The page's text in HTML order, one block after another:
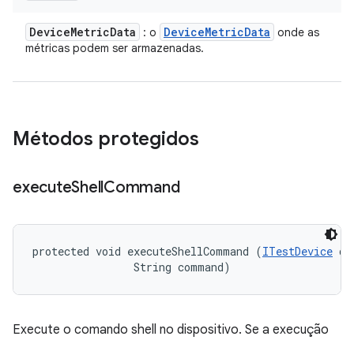
DeviceMetricData : o DeviceMetricData onde as
métricas podem ser armazenadas.
Métodos protegidos
executeShellCommand
protected void executeShellCommand (ITestDevice
                String command)
Execute o comando shell no dispositivo. Se a execução